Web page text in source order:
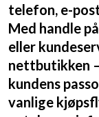
telefon, e-
Med handle
eller
nettbutikken
kundens
vanlige